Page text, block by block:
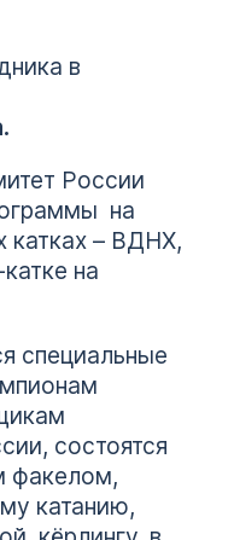
в
России
на
катках – ВДНХ,
на
специальные
состоятся
факелом,
катанию,